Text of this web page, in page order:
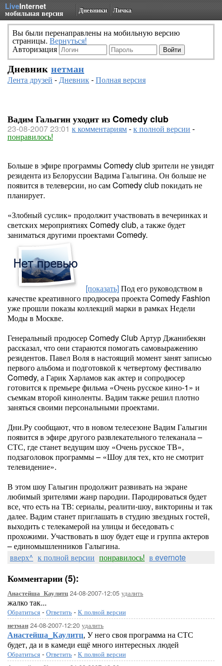
LiveInternet
мобильная версия Дневники Личка
Вы были перенаправлены на мобильную версию
страницы. Вернуться!
Авторизация
Дневник нетман
Лента друзей -Дневник-Полная версия
Вадим Галыгин уходит из Comedy club
23-08-2007 23:01 к комментариям-к полной версии -
понравилось!
Больше в эфире программы Comedy club зрители не увидят
резидента из Белоруссии Вадима Галыгина. Он больше не
появится в телеверсии, но сам Comedy club покидать не
планирует.
«Злобный суслик» продолжит участвовать в вечеринках и
светских мероприятиях Comedy club, а также будет
заниматься другими проектами Comedy.
[показать]Под его руководством в
качестве креативного продюсера проекта Comedy Fashion
уже прошли показы коллекций марки в рамках Недели
Моды в Москве.
Генеральный продюсер Comedy Club Артур Джанибекян
рассказал, что они стараются помогать самовыражению
резидентов. Павел Воля в настоящий момент занят записью
первого альбома и подготовкой к четвертому фестивалю
Comedy, а Гарик Харламов как актер и сопродюсер
готовится к премьере фильма «Очень русское кино-1» и
съемкам второй киноленты. Вадим также решил плотно
заняться своими персональными проектами.
Дни.Ру сообщают, что в новом телесезоне Вадим Галыгин
появится в эфире другого развлекательного телеканала –
СТС, где станет ведущим шоу «Очень русское ТВ»,
подзаголовок программы – «Шоу для тех, кто не смотрит
телевидение».
В этом шоу Галыгин продолжит развивать на экране
любимый зрителями жанр пародии. Пародироваться будет
все, что есть на ТВ: сериалы, реалити-шоу, викторины и так
далее. Вадим станет приглашать в студию звездных гостей,
выходить с телекамерой на улицы и беседовать с
прохожими. Участвовать в шоу будет еще и группа актеров
– единомышленников Галыгина.
вверх^ к полной версии понравилось! в evernote
Комментарии (5):
Анастейша_Каулитц 24-08-2007-12:05 удалить
жалко так...
Обратиться - Ответить - К полной версии
нетман 24-08-2007-12:20 удалить
Анастейша_Каулитц, У него своя программа на СТС
будет, да и в камеди ещё много интересных людей
Обратиться - Ответить - К полной версии